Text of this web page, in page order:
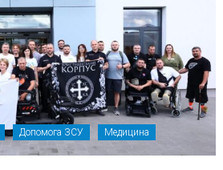
Допомога ЗСУ Медицина